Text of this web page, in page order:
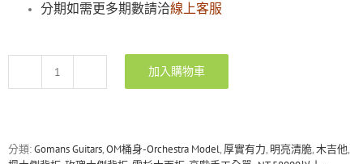
分期如需更多期數請洽線上客服
Gomans
木/
加入購物車
分類:Gomans Guitars,OM桶身-Orchestra Model, 厚實有力, 明亮清脆,木吉他,